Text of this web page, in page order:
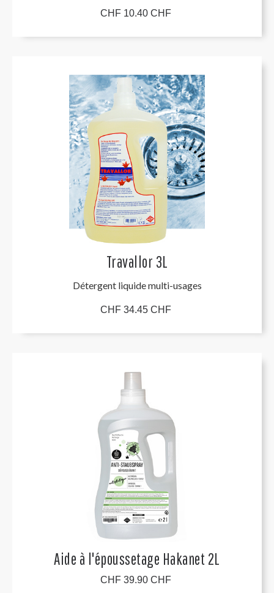
CHF 10.40 CHF
Travallor 3L
Détergent liquide multi-usages
CHF 34.45 CHF
Aide à l'époussetage Hakanet 2L
CHF 39.90 CHF